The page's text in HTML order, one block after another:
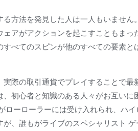
方法を発見した人は一人もいませ
アがアクションを起こすこともま
べてのスピンが他のすべての要素
際の取引通貨でプレイすることで
初心者と知識のある人々がお互い
ローローラーには受け入れられ、ハ
、誰もがライブのスペシャリスト